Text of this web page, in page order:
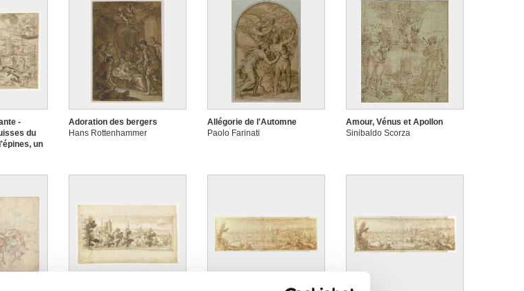
-
du
un
Adoration des bergers
Hans Rottenhammer
Allégorie de l'Automne
Paolo Farinati
Amour, Vénus et Apollon
Sinibaldo Scorza